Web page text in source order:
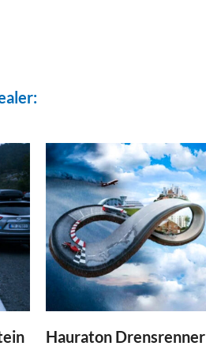
Hauraton Drensrenner